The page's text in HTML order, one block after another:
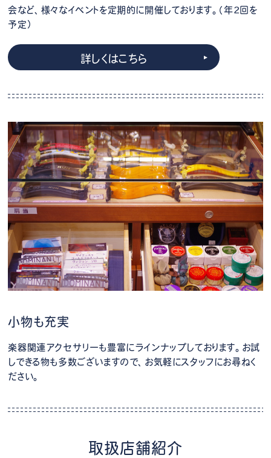
会など、様々なイベントを定期的に開催しております。（年2回を
予定）
詳しくはこちら
小物も充実
楽器関連アクセサリーも豊富にラインナップしております。お試
しできる物も多数ございますので、お気軽にスタッフにお尋ねく
ださい。
取扱店舗紹介